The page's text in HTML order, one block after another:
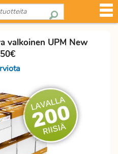
valkoinen UPM New